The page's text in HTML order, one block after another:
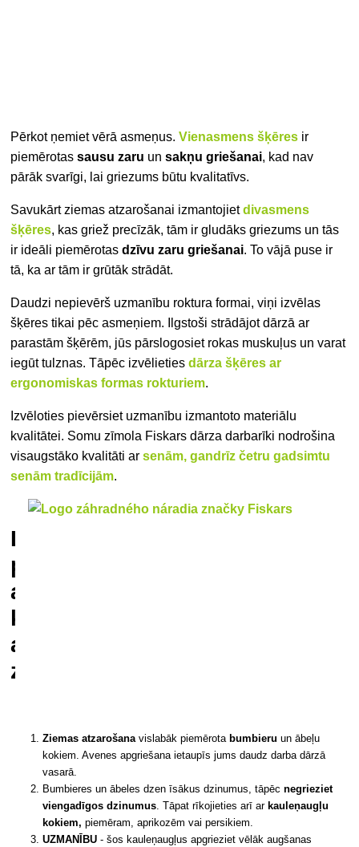
Pērkot ņemiet vērā asmeņus.Vienasmens šķēres ir
piemērotas sausu zaru unsakņu griešanai, kad nav
pārāk svarīgi, lai griezums būtu kvalitatīvs.
Savukārt ziemas atzarošanai izmantojietdivasmens
šķēres, kas griež precīzāk, tām ir gludāks griezums un tās
ir ideāli piemērotasdzīvu zaru griešanai. To vājā puse ir
tā, ka ar tām ir grūtāk strādāt.
Daudzi nepievērš uzmanību roktura formai, viņi izvēlas
šķēres tikai pēc asmeņiem. Ilgstoši strādājot dārzā ar
parastām šķērēm, jūs pārslogosiet rokas muskuļus un varat
iegūt tulznas. Tāpēc izvēlietiesdārza šķēres ar
ergonomiskas formas rokturiem.
Izvēloties pievērsiet uzmanību izmantoto materiālu
kvalitātei. Somu zīmola Fiskars dārza darbarīki nodrošina
visaugstāko kvalitāti arsenām, gandrīz četru gadsimtu
senām tradīcijām.
Labākie
padomi
augļu
koku
apgriešanai
ziemā
Ziemas atzarošana vislabāk piemērotabumbieruun ābeļu
kokiem. Avenes apgriešana ietaupīs jums daudz darba dārzā
vasarā.
Bumbieres un ābeles dzen īsākus dzinumus, tāpēcnegrieziet
viengadīgos dzinumus . Tāpat rīkojieties arī arkauleņaugļu
kokiem,piemēram, aprikozēm vai persikiem.
UZMANĪBU- šos kauleņaugļus apgrieziet vēlāk augšanas